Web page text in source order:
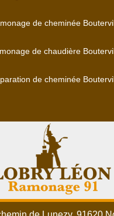
de cheminée
de chaudière
de cheminée